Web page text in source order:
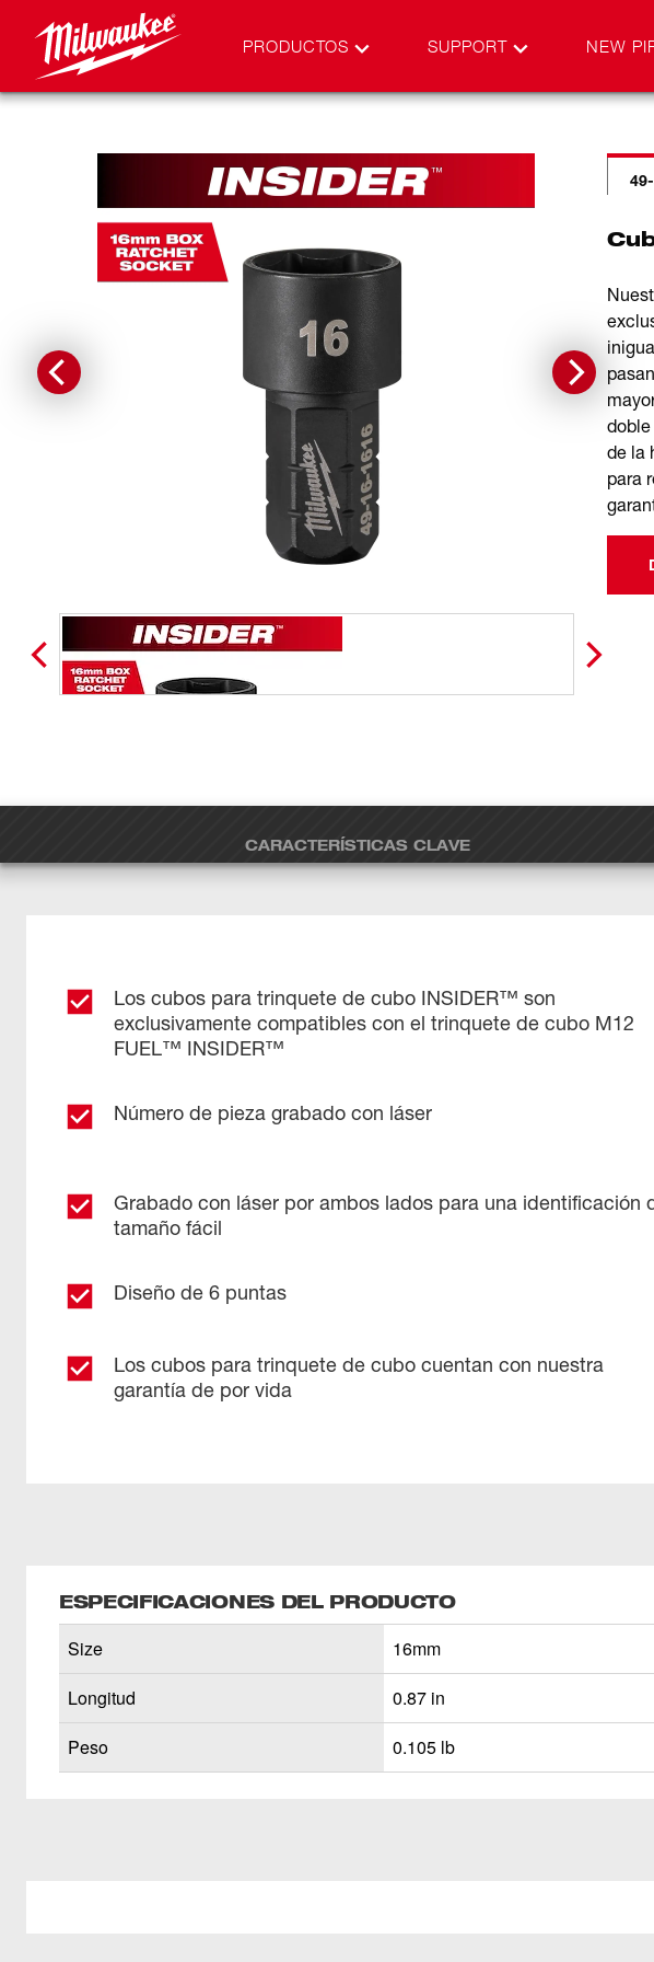
PRODUCTOS SUPPORT NEW
de la
para
CARACTERÍSTICAS CLAVE
Los cubos para trinquete de cubo INSIDER™ son
exclusivamente compatibles con el trinquete de cubo M12
FUEL™ INSIDER™
Número de pieza grabado con láser
Grabado con láser por ambos lados para una identificación
tamaño fácil
Diseño de 6 puntas
Los cubos para trinquete de cubo cuentan con nuestra
garantía de por vida
ESPECIFICACIONES DEL PRODUCTO
Size
16mm
Longitud
0.87 in
Peso
0.105 lb